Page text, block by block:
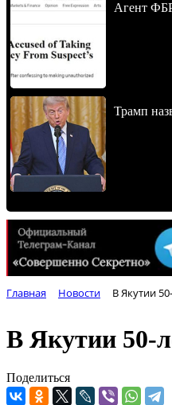
Агент
Трамп
Главная Новости В Якутии
В Якутии 50-
Поделиться